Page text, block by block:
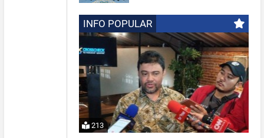
INFO POPULAR
213